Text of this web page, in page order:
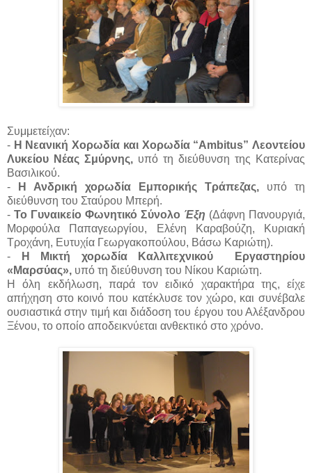
Συμμετείχαν:
- Η Νεανική Χορωδία και Χορωδία “Ambitus” Λεοντείου
Λυκείου Νέας Σμύρνης, υπό τη διεύθυνση της Κατερίνας
Βασιλικού.
-
Η Ανδρική χορωδία Εμπορικής Τράπεζας, υπό τη
διεύθυνση του Σταύρου Μπερή.
- Το Γυναικείο Φωνητικό Σύνολο Έξη (Δάφνη Πανουργιά,
Μορφούλα Παπαγεωργίου, Ελένη Καραβούζη, Κυριακή
Τροχάνη, Ευτυχία Γεωργακοπούλου, Βάσω Καριώτη).
-
Η Μικτή χορωδία Καλλιτεχνικού Εργαστηρίου
«Μαρσύας», υπό τη διεύθυνση του Νίκου Καριώτη.
Η όλη εκδήλωση, παρά τον ειδικό χαρακτήρα της, είχε
απήχηση στο κοινό που κατέκλυσε τον χώρο, και συνέβαλε
ουσιαστικά στην τιμή και διάδοση του έργου του Αλέξανδρου
Ξένου, το οποίο αποδεικνύεται ανθεκτικό στο χρόνο.